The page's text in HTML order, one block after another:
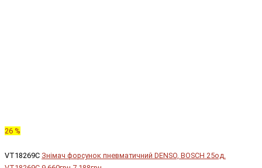
26 %
VT18269C Знімач форсунок пневматичний DENSO, BOSCH 25од.